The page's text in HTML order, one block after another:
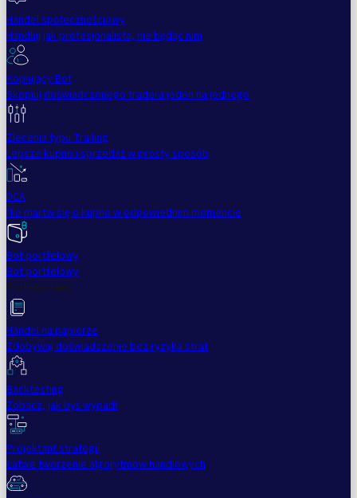
Handel społecznościowy
Handluj jak profesjonalista, nie będąc nim
Kopiujący Bot
Skopiuj doświadczonego tradera jeden na jednego
Zlecenia typu Trailing
Lepsze kupno i sprzedaż w prosty sposób
DCA
Nie martw się o kupno w odpowiednim momencie
Bot portfelowy
Bot portfelowy
Profesjonalny
Handel na papierze
Zdobywaj doświadczenie bez ryzyka strat
Backtesting
Zobacz, jak byś wypadł
Projektant strategii
Łatwe tworzenie algorytmów handlowych